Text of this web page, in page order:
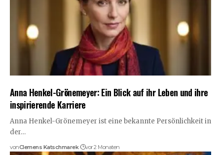
Anna Henkel-Grönemeyer: Ein Blick auf ihr Leben und ihre
inspirierende Karriere
Anna Henkel-Grönemeyer ist eine bekannte Persönlichkeit in
der…
vonClemens Katschmarek vor 2 Monaten